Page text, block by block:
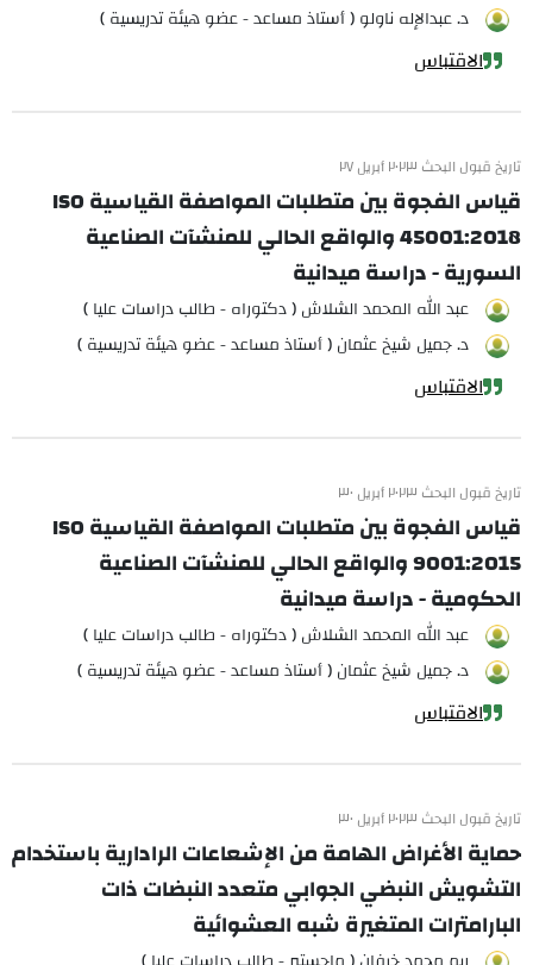
د. عبدالإله ناولو ( أستاذ مساعد - عضو هيئة تدريسية )
الاقتباس
تاريخ قبول البحث ٢٠٢٣ أبريل ٢٧
قياس الفجوة بين متطلبات المواصفة القياسية ISO
45001:2018 والواقع الحالي للمنشآت الصناعية
السورية - دراسة ميدانية
عبد الله المحمد الشلاش ( دكتوراه - طالب دراسات عليا )
د. جميل شيخ عثمان ( أستاذ مساعد - عضو هيئة تدريسية )
الاقتباس
تاريخ قبول البحث ٢٠٢٣ أبريل ٣٠
قياس الفجوة بين متطلبات المواصفة القياسية ISO
9001:2015 والواقع الحالي للمنشآت الصناعية
الحكومية - دراسة ميدانية
عبد الله المحمد الشلاش ( دكتوراه - طالب دراسات عليا )
د. جميل شيخ عثمان ( أستاذ مساعد - عضو هيئة تدريسية )
الاقتباس
تاريخ قبول البحث ٢٠٢٣ أبريل ٣٠
حماية الأغراض الهامة من الإشعاعات الرادارية باستخدام
التشويش النبضي الجوابي متعدد النبضات ذات
البارامترات المتغيرة شبه العشوائية